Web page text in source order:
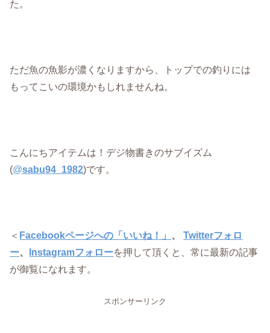
た。
ただ魚の魚影が濃くなりますから、トップでの釣りには
もってこいの環境かもしれませんね。
こんにちアイテムは！デジ物書きのサブイズム
(@sabu94_1982)です。
＜ Facebookページへの「いいね！」 、Twitterフォロ
ー、 Instagramフォローを押して頂くと、常に最新の記事
が御覧になれます。
スポンサーリンク